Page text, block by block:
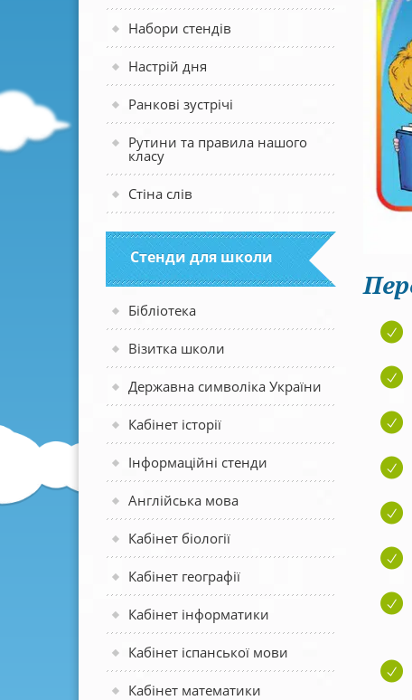
Набори стендів
Настрій дня
Ранкові зустрічі
Рутини та правила нашого
класу
Стіна слів
Стенди для школи
Бібліотека
Візитка школи
Державна символіка України
Кабінет історії
Інформаційні стенди
Англійська мова
Кабінет біології
Кабінет географії
Кабінет інформатики
Кабінет іспанської мови
Кабінет математики